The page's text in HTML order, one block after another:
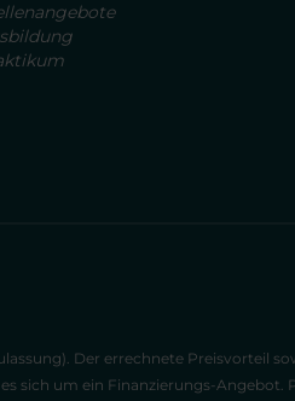
Der errechnete Preisvorteil
sich um ein Finanzierungs-